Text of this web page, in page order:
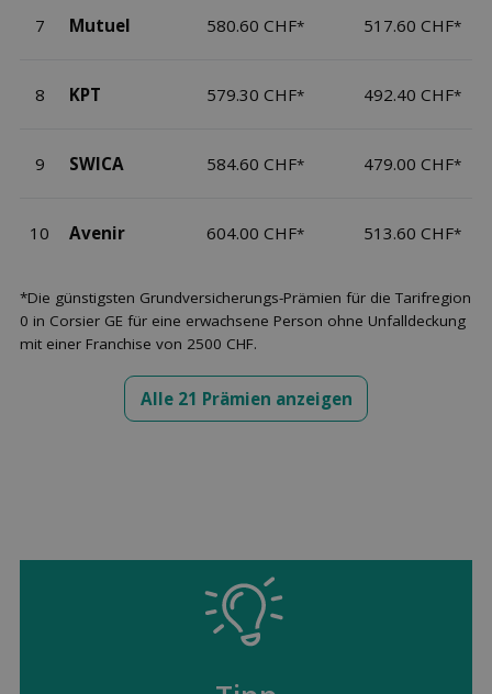
7 Mutuel 580.60 CHF* 517.60 CHF*
8 KPT 579.30 CHF* 492.40 CHF*
9 SWICA 584.60 CHF* 479.00 CHF*
10 Avenir 604.00 CHF* 513.60 CHF*
*Die günstigsten Grundversicherungs-Prämien für die Tarifregion
0 in Corsier GE für eine erwachsene Person ohne Unfalldeckung
mit einer Franchise von 2500 CHF.
Alle 21 Prämien anzeigen